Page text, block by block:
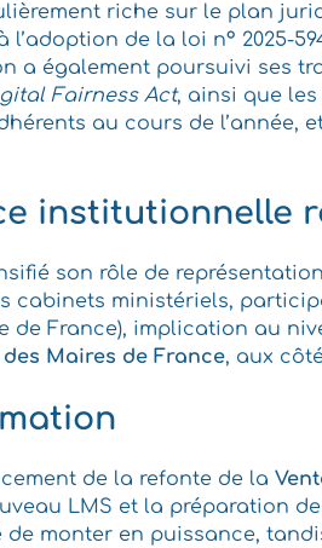
riche sur le plan
l’adoption de la loi n° 2025-
a également poursuivi ses
Fairness Act, ainsi que
au cours de
institutionnelle
son rôle de
cabinets ministériels,
de France), implication au
Maires de France, aux
de la refonte de la
LMS et la préparation
monter en puissance,